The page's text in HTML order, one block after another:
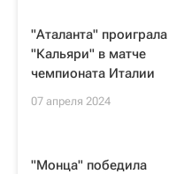
"Аталанта" проиграла
"Кальяри" в матче
чемпионата Италии
07 апреля 2024
"Монца" победила